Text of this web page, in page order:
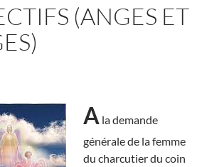
(ANGES ET
A la demande
générale de la femme
du charcutier du coin